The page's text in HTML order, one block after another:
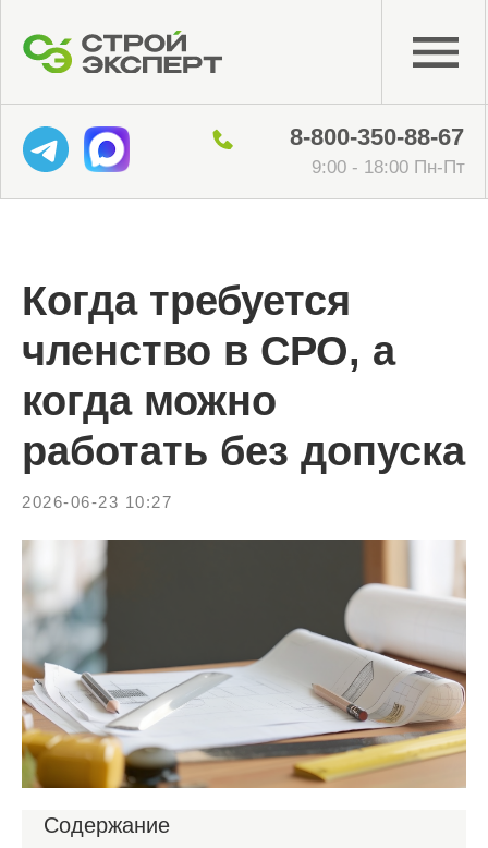
Когда требуется
членство в СРО, а
когда можно
работать без допуска
2026-06-23 10:27
Содержание